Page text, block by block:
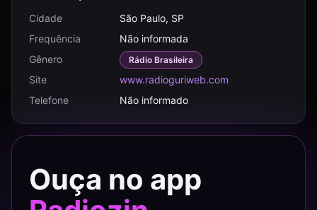
Cidade
São Paulo, SP
Frequência
Não informada
Gênero
Rádio Brasileira
Site
www.radioguriweb.com
Telefone
Não informado
Ouça no app